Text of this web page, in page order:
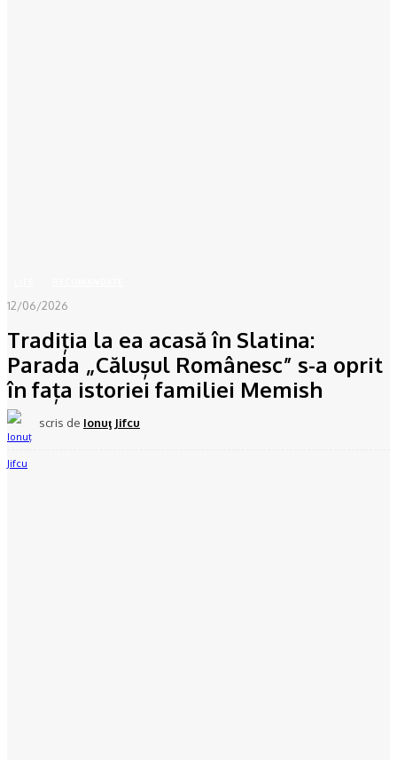
12/06/2026
Tradiția la ea acasă în Slatina:
Parada „Călușul Românesc” s-a oprit
în fața istoriei familiei Memish
scris de Ionuţ Jifcu